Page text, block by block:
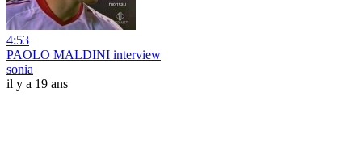
4:53
PAOLO MALDINI interview
sonia
il y a 19 ans